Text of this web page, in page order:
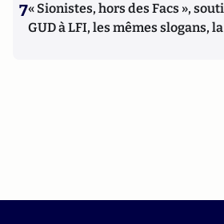
7« Sionistes, hors des Facs »,
GUD à LFI, les mêmes slogans,